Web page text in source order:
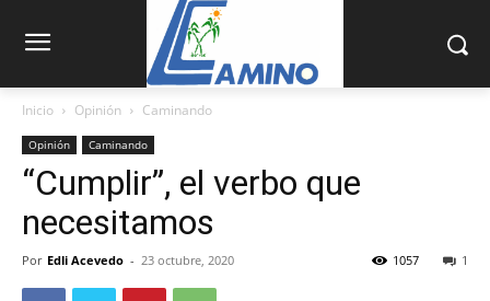
Inicio Opinión Caminando
Opinión Caminando
“Cumplir”, el verbo que
necesitamos
Por Edli Acevedo - 23 octubre, 2020 1
1057